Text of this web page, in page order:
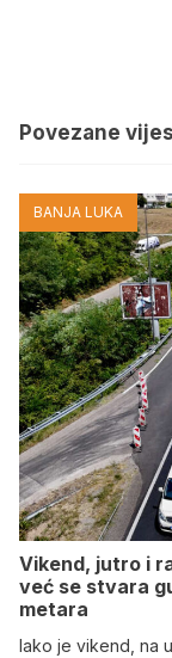
Povezane
BANJA LUKA
Vikend, jutro i
već se stvara
metara
Iako je vikend, na